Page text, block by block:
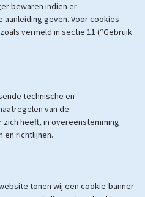
bewaren indien er
geven. Voor cookies
vermeld in sectie 11 (“Gebruik
technische en
van de
heeft, in overeenstemming
en richtlijnen.
tonen wij een cookie-banner